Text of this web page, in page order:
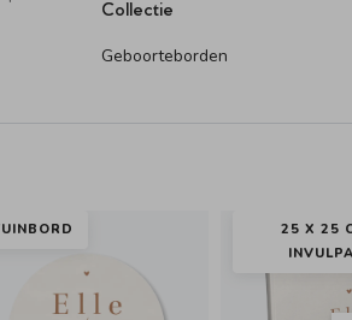
Collectie
Geboorteborden
25 X 25